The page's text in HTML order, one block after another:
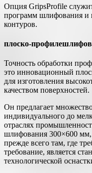
Опция GripsProfile
программ шлифования и
контуров.
плоско-
Точность обработки
это инновационный
для изготовления
качеством поверхностей.
Он предлагает
индивидуального до
отраслях
шлифования 300×600 мм,
прежде всего там, где
требование, является
технологической